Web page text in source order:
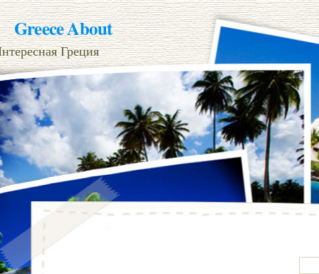
Greece About
Греция